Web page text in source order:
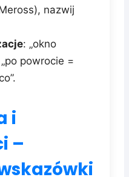
nazwij
: „okno
powrocie =
i
–